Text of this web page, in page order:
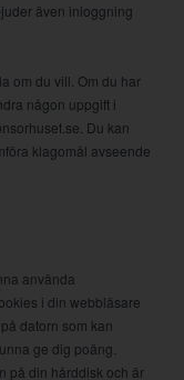
även inloggning
om du vill. Om du har
någon uppgift i
Du kan
klagomål avseende
använda
i din webbläsare
datorn som kan
ge dig poäng.
på din hårddisk och är